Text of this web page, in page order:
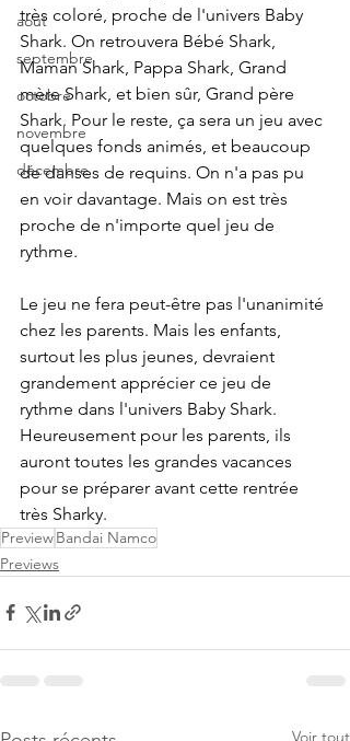
aout
septembre
octobre
novembre
décembre
très coloré, proche de l'univers Baby
Shark. On retrouvera Bébé Shark,
Maman Shark, Pappa Shark, Grand
mère Shark, et bien sûr, Grand père
Shark. Pour le reste, ça sera un jeu avec
quelques fonds animés, et beaucoup
de danses de requins. On n'a pas pu
en voir davantage. Mais on est très
proche de n'importe quel jeu de
rythme.
Le jeu ne fera peut-être pas l'unanimité
chez les parents. Mais les enfants,
surtout les plus jeunes, devraient
grandement apprécier ce jeu de
rythme dans l'univers Baby Shark.
Heureusement pour les parents, ils
auront toutes les grandes vacances
pour se préparer avant cette rentrée
très Sharky.
PreviewBandai Namco
Previews
Voir tout